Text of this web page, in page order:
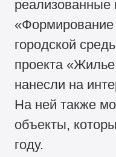
реализованные
городской
проекта
нанесли на
На ней также
объекты,
году.